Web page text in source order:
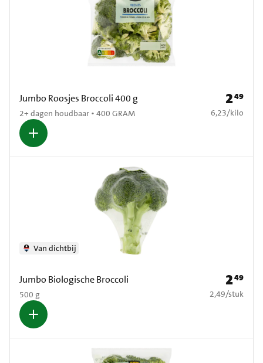
Jumbo Roosjes Broccoli 400 g
2+ dagen houdbaar • 400 GRAM
Prijs: €
249
€ 6,23 per kilo
6,23/kilo
Jumbo Biologische Broccoli
500 g
Van dichtbij
Prijs: €
249
€ 2,49 per stuk
2,49/stuk